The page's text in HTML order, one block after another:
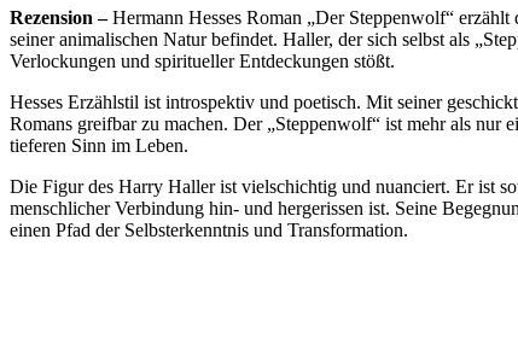
Rezension –Hermann Hesses Roman „Der Steppenwolf“
seiner animalischen Natur befindet. Haller, der sich selbst als
Verlockungen und spiritueller Entdeckungen stößt.
Hesses Erzählstil ist introspektiv und poetisch. Mit seiner
Romans greifbar zu machen. Der „Steppenwolf“ ist mehr als nur
tieferen Sinn im Leben.
Die Figur des Harry Haller ist vielschichtig und nuanciert. Er ist
menschlicher Verbindung hin- und hergerissen ist. Seine
einen Pfad der Selbsterkenntnis und Transformation.